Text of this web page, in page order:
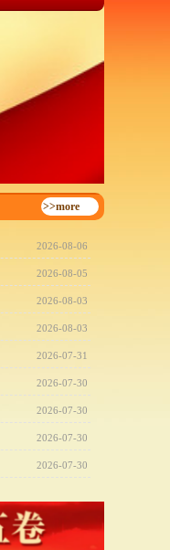
>>more
2026-08-06
2026-08-05
2026-08-03
2026-08-03
2026-07-31
2026-07-30
2026-07-30
2026-07-30
2026-07-30